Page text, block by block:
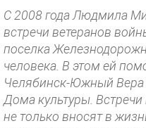
С 2008 года Людмила
встречи ветеранов
поселка
человека. В этом ей
Челябинск-Южный Вера
Дома культуры. Встречи
не только вносят в